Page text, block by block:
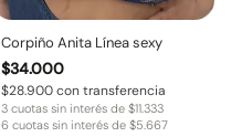
Corpiño Anita Línea sexy
$34.000
$28.900con transferencia
3 cuotas sin interés de$11.333
6 cuotas sin interés de$5.667